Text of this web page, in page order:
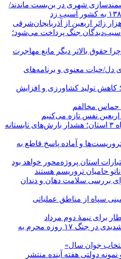
شهری در بن‌بست ماندند/
جنگ پرداخت می‌شود؛
حقوق بالاتر دیگر مانع مهاجرت
دل/حیات معنوی و برنامه‌های
کاهش تولید کشاورزی و افزایش
حماس مخالفم
نفس تازه می‌کنیم
بارش‌های سیل‌آسا در راه ۳ استان؛ هشدار بارش‌های تابستانه
و آماده پاسخ قاطع به
استان پروژه‌محور خواهد بود
حامیان تروریسم هستند
بررسی سلامت دهان و دندان
سپاه از مناطق عملیاتی
برای نیمۀ دوم مرداد
سردار رضایی: ضربات شدیدی در جنگ ۱۷ روزه محرم به
جوان سال»
دولتی هفته آینده منتشر